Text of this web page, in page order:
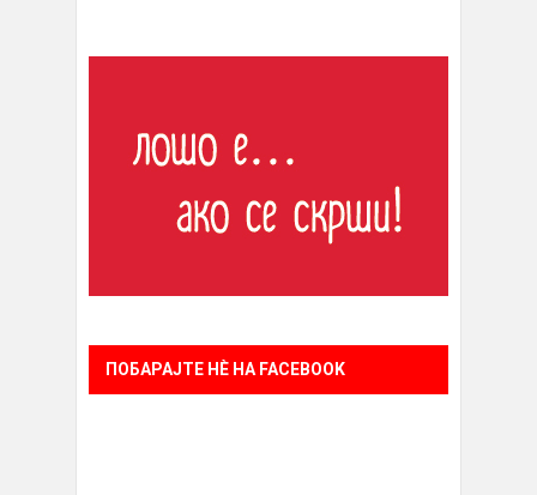
ПОБАРАЈТЕ НÈ НА FACEBOOK